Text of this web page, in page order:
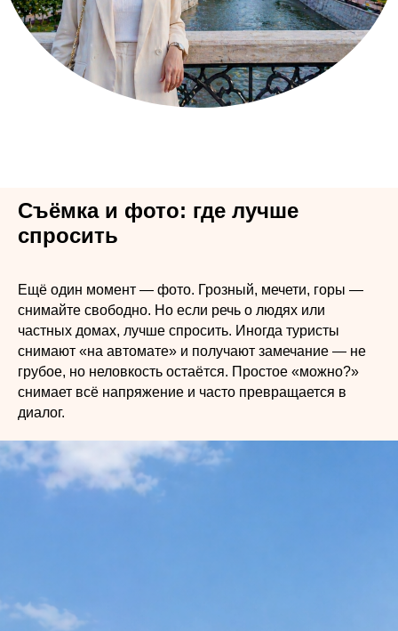
Съёмка и фото: где лучше
спросить
Ещё один момент — фото. Грозный, мечети, горы —
снимайте свободно. Но если речь о людях или
частных домах, лучше спросить. Иногда туристы
снимают «на автомате» и получают замечание — не
грубое, но неловкость остаётся. Простое «можно?»
снимает всё напряжение и часто превращается в
диалог.